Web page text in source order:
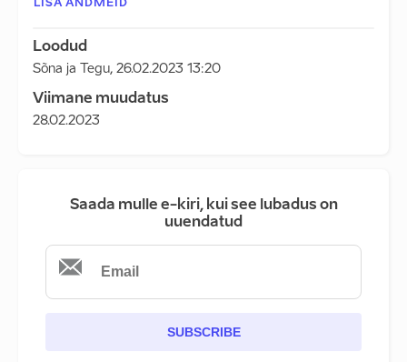
LISA ANDMEID
Loodud
Sõna ja Tegu, 26.02.2023 13:20
Viimane muudatus
28.02.2023
Saada mulle e-kiri, kui see lubadus on
uuendatud
SUBSCRIBE